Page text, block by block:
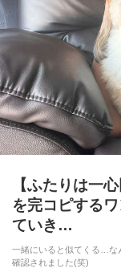
【ふたりは一
を完コピする
ていき…
一緒にいると似てくる…な
確認されました(笑)